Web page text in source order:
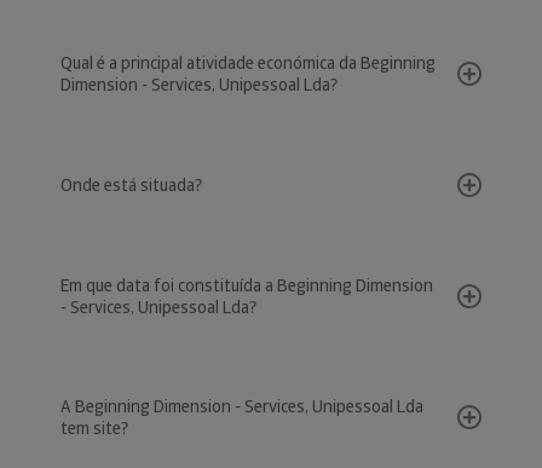
Qual é a principal atividade económica da Beginning
Dimension - Services, Unipessoal Lda?
Onde está situada?
Em que data foi constituída a Beginning Dimension
- Services, Unipessoal Lda?
A Beginning Dimension - Services, Unipessoal Lda
tem site?